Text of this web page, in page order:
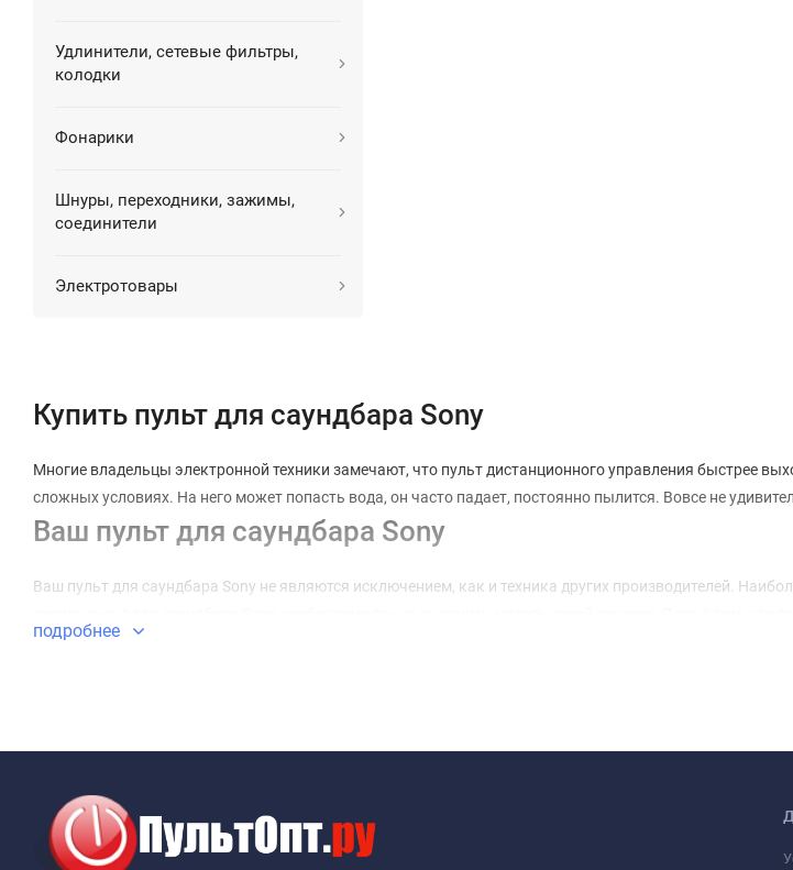
Удлинители, сетевые фильтры,
колодки
Фонарики
Шнуры, переходники, зажимы,
соединители
Электротовары
Купить пульт для саундбара Sony
Многие владельцы электронной техники замечают, что пульт дистанционного управления быстрее
сложных условиях. На него может попасть вода, он часто падает, постоянно пылится. Вовсе не
Ваш пульт для саундбара Sony
Ваш пульт для саундбара Sony не являются исключением, как и техника других производителей.
вы получите просто красивое устройство, которое не будет работать с вашей техникой. Поэтому,
Выбрать и купить пульт для саундбара Sony
подробнее